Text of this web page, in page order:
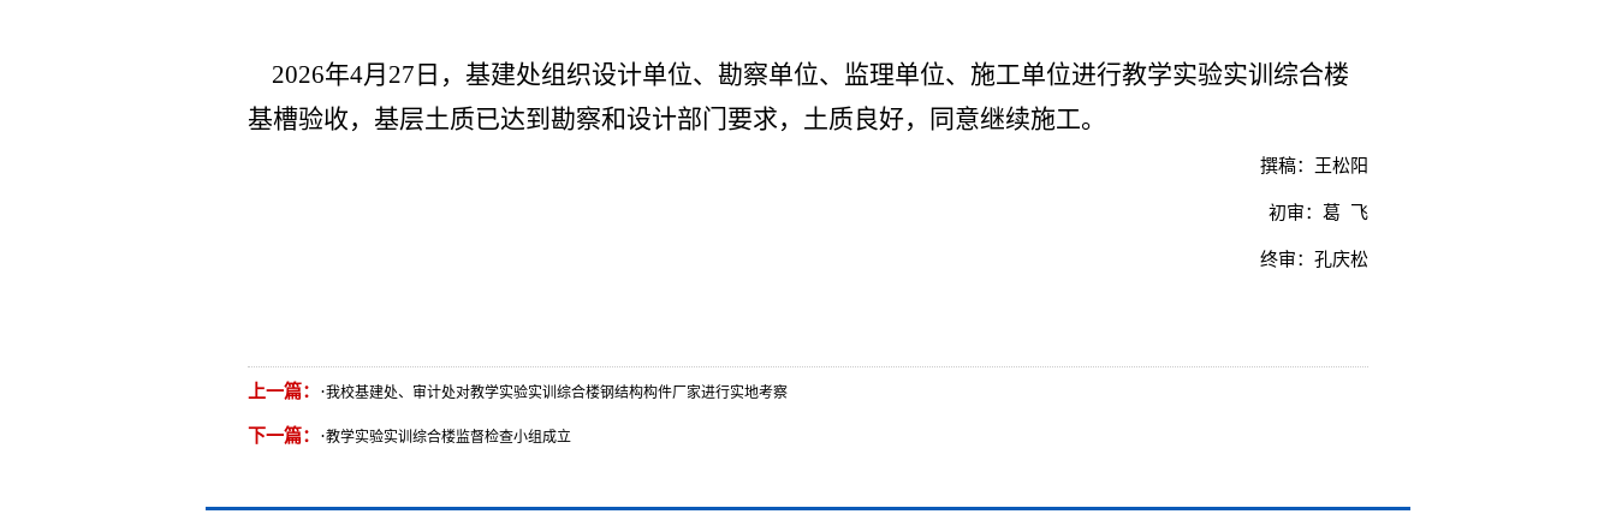
2026年4月27日，基建处组织设计单位、勘察单位、监理单位、施工单位进行教学实验实训综合楼
基槽验收，基层土质已达到勘察和设计部门要求，土质良好，同意继续施工。
撰稿：王松阳
初审：葛 飞
终审：孔庆松
上一篇： ·我校基建处、审计处对教学实验实训综合楼钢结构构件厂家进行实地考察
下一篇： ·教学实验实训综合楼监督检查小组成立